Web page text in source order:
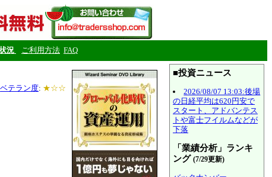
況 ご利用方法 FAQ
ベテラン度: ★☆☆
■投資ニュース
2026/08/07 13:03:後場
の日経平均は620円安で
スタート、アドバンテス
トや富士フイルムなどが
下落
「業績分析」ランキ
ング (7/29更新)